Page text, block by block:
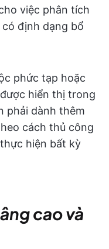
việc phân tích
định dạng bổ
phức tạp hoặc
hiển thị trong
phải dành thêm
cách thủ công
hiện bất kỳ
cao và